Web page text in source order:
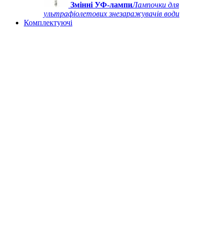
Змінні УФ-лампиЛампочки для
ультрафіолетових знезаражувачів води
Комплектуючі